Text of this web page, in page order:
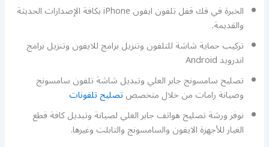
الخبرة في فك قفل تلفون ايفون iPhone بكافة الإصدارات الحديثة
والقديمة.
تركيب حماية شاشة للتلفون وتنزيل برامج للايفون وتنزيل برامج
اندرويد Android
تصليح سامسونج جابر العلي وتبديل شاشة تلفون سامسونج
وصيانة رامات من خلال متخصصتصليح تلفونات
نوفر ورشة تصليح هواتف جابر العلي لصيانة وتبديل كافة قطع
الغيار للأجهزة الايفون والسامسونج والتابلت وغيرها.